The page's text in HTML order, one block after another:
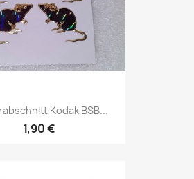
Kodak BSB...
1,90 €